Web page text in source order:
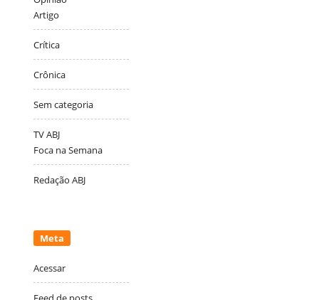
Artigo
Crítica
Crônica
Sem categoria
TV ABJ
Foca na Semana
Redação ABJ
Meta
Acessar